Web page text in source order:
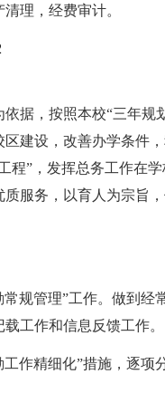
理，经费审计。
依据，按照本校“三年规
建设，改善办学条件
程”，发挥总务工作在
服务，以育人为宗旨
常规管理”工作。做到
工作和信息反馈工作。
工作精细化”措施，逐项